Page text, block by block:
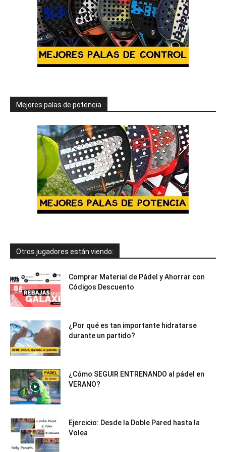
Mejores palas de potencia
Otros jugadores están viendo:
Comprar Material de Pádel y Ahorrar con
Códigos Descuento
¿Por qué es tan importante hidratarse
durante un partido?
¿Cómo SEGUIR ENTRENANDO al pádel en
VERANO?
Ejercicio: Desde la Doble Pared hasta la
Volea